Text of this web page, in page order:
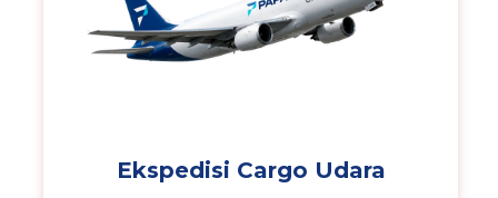
Ekspedisi Cargo Udara